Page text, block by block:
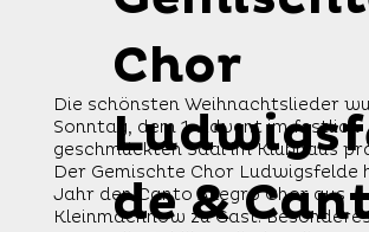
Chor
de &
Die schönsten Weihnachtslieder
Sonntag, dem 1. Advent im festlich
geschmückten Saal im Klubhaus
Der Gemischte Chor Ludwigsfelde
Jahr den Canto Allegro Chor aus
Kleinmachnow zu Gast.